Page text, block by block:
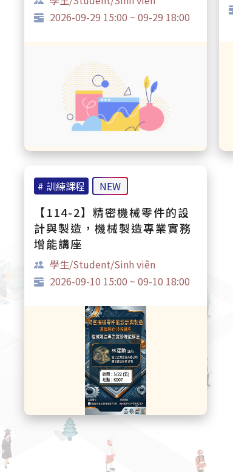
2026-09-29 15:00 ~ 09-29 18:00
# 訓練課程
【114-2】精密機械零件的設
計與製造，機械製造專業實務
增能講座
學生/Student/Sinh viên
2026-09-10 15:00 ~ 09-10 18:00